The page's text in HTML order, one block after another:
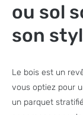
ou sol
son
Le bois est un
vous optiez pour
un parquet